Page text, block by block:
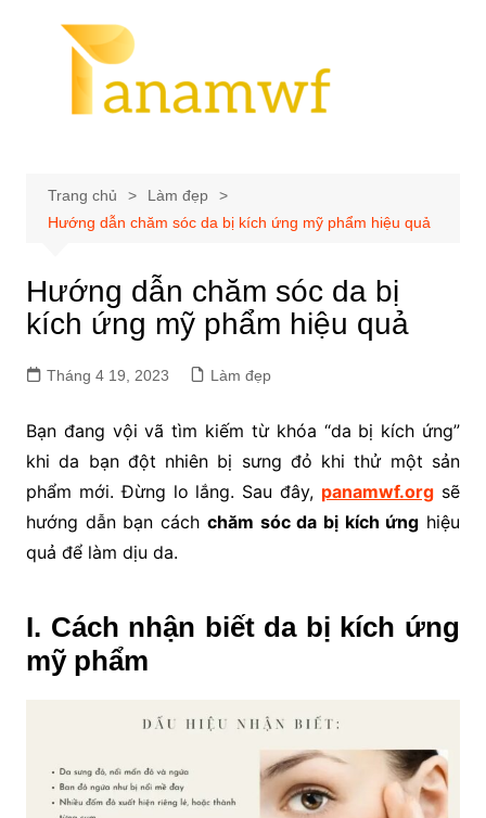
Trang chủ
Làm đẹp
Hướng dẫn chăm sóc da bị kích ứng mỹ phẩm hiệu quả
Hướng dẫn chăm sóc da bị
kích ứng mỹ phẩm hiệu quả
Tháng 4 19, 2023 Làm đẹp
Bạn đang vội vã tìm kiếm từ khóa “da bị kích ứng”
khi da bạn đột nhiên bị sưng đỏ khi thử một sản
phẩm mới. Đừng lo lắng. Sau đây, panamwf.org sẽ
hướng dẫn bạn cách chăm sóc da bị kích ứng hiệu
quả để làm dịu da.
I. Cách nhận biết da bị kích ứng
mỹ phẩm